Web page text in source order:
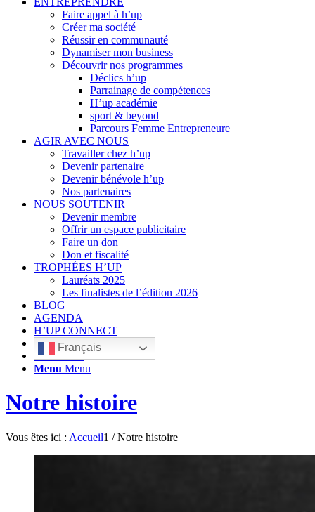
Faire appel à h’up
Créer ma société
Réussir en communauté
Dynamiser mon business
Découvrir nos programmes
Déclics h’up
Parrainage de compétences
H’up académie
sport & beyond
Parcours Femme Entrepreneure
AGIR AVEC NOUS
Travailler chez h’up
Devenir partenaire
Devenir bénévole h’up
Nos partenaires
NOUS SOUTENIR
Devenir membre
Offrir un espace publicitaire
Faire un don
Don et fiscalité
TROPHÉES H’UP
Lauréats 2025
Les finalistes de l’édition 2026
BLOG
AGENDA
H’UP CONNECT
Français
Rechercher
Menu Menu
Notre histoire
Vous êtes ici : Accueil1 / Notre histoire